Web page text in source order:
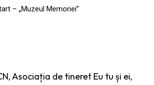
– „Muzeul Memoriei”
,Asociația de tineret Eu tu și ei,